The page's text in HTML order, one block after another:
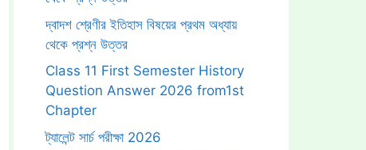
দ্বাদশ শ্রেণীর ইতিহাস বিষয়ের প্রথম অধ্যায়
থেকে প্রশ্ন উত্তর
Class 11 First Semester History
Question Answer 2026 from1st
Chapter
ট্যালেন্ট সার্চ পরীক্ষা 2026